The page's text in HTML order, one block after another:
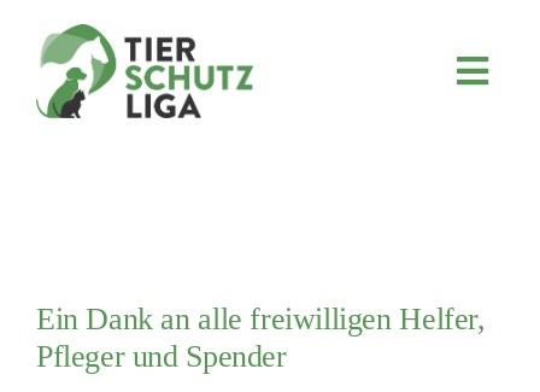
FÖRDERN & VERERBEN
KOOPERATIONEN
Ein Dank an alle freiwilligen Helfer,
Pfleger und Spender